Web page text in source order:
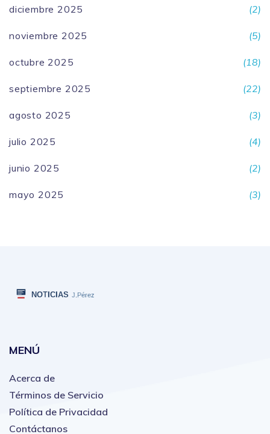
diciembre 2025 (2)
noviembre 2025 (5)
octubre 2025 (18)
septiembre 2025 (22)
agosto 2025 (3)
julio 2025 (4)
junio 2025 (2)
mayo 2025 (3)
MENÚ
Acerca de
Términos de Servicio
Política de Privacidad
Contáctanos